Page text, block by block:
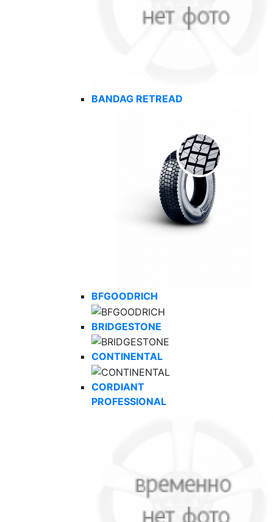
BANDAG RETREAD
BFGOODRICH
BRIDGESTONE
CONTINENTAL
CORDIANT
PROFESSIONAL